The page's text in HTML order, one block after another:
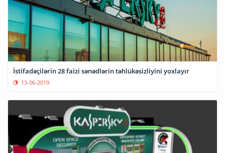
İstifadəçilərin 28 faizi sənədlərin təhlükəsizliyini yoxlayır
13-06-2019